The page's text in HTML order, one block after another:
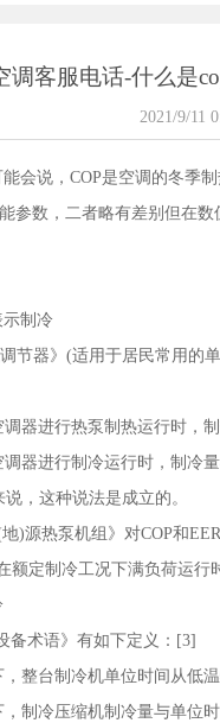
调客服电话-什么是
2021/9/11
会说，COP是空调的冬季
参数，二者略有差别但在
示制冷
节器》(适用于居民常用
器进行热泵制热运行时，
器进行制冷运行时，制冷
，这种说法是成立的。
)源热泵机组》对COP和
定制冷工况下满负荷运行
备术语》有如下定义：[3]
整台制冷机单位时间从低
制冷压缩机制冷量与单位